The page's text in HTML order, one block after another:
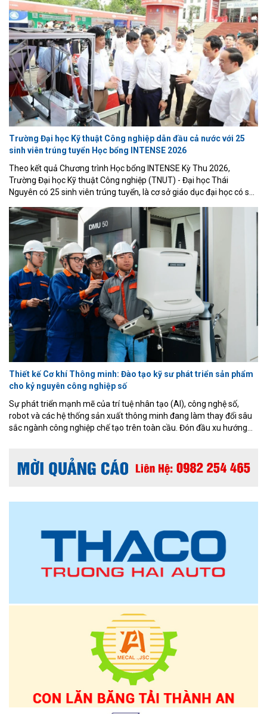
Trường Đại học Kỹ thuật Công nghiệp dẫn đầu cả nước với 25
sinh viên trúng tuyển Học bổng INTENSE 2026
Theo kết quả Chương trình Học bổng INTENSE Kỳ Thu 2026,
Trường Đại học Kỹ thuật Công nghiệp (TNUT) - Đại học Thái
Nguyên có 25 sinh viên trúng tuyển, là cơ sở giáo dục đại học có số
Việt Nam nhận học bổng năm nay.
Thiết kế Cơ khí Thông minh: Đào tạo kỹ sư phát triển sản phẩm
cho kỷ nguyên công nghiệp số
Sự phát triển mạnh mẽ của trí tuệ nhân tạo (AI), công nghệ số,
robot và các hệ thống sản xuất thông minh đang làm thay đổi sâu
sắc ngành công nghiệp chế tạo trên toàn cầu. Đón đầu xu hướng
xây dựng theo định hướng ứng dụng, kết hợp nền tảng cơ khí
truyền thống với các công nghệ thiết kế và sản xuất hiện đại.